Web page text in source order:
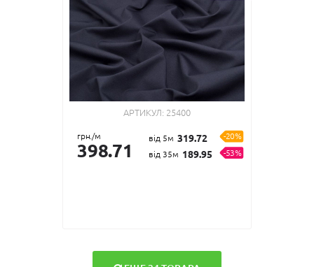
АРТИКУЛ: 25400
грн./м
398.71
від 5м 319.72
-20%
від 35м 189.95 -53%